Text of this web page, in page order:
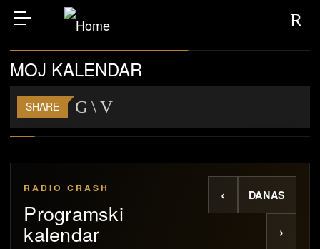
MOJ KALENDAR
SHARE
RADIO CRASH
Programski
kalendar
‹ DANAS
›